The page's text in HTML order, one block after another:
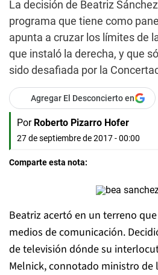
La decisión de Beatriz
programa que tiene como
apunta a cruzar los límites de
que instaló la derecha, y que
sido desafiada por la
Agregar El Desconcierto en
Por Roberto Pizarro Hofer
27 de septiembre de 2017 - 00:00
Comparte esta nota:
Beatriz acertó en un terreno
medios de comunicación.
de televisión dónde su
Melnick, connotado ministro de